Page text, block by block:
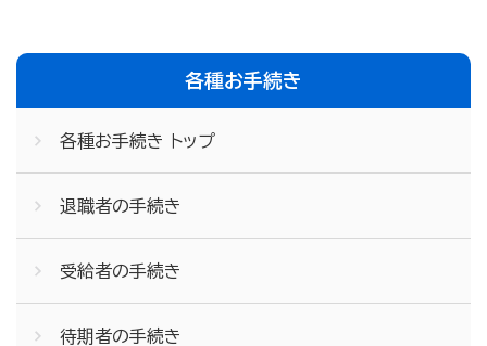
各種お手続き
各種お手続き トップ
退職者の手続き
受給者の手続き
待期者の手続き